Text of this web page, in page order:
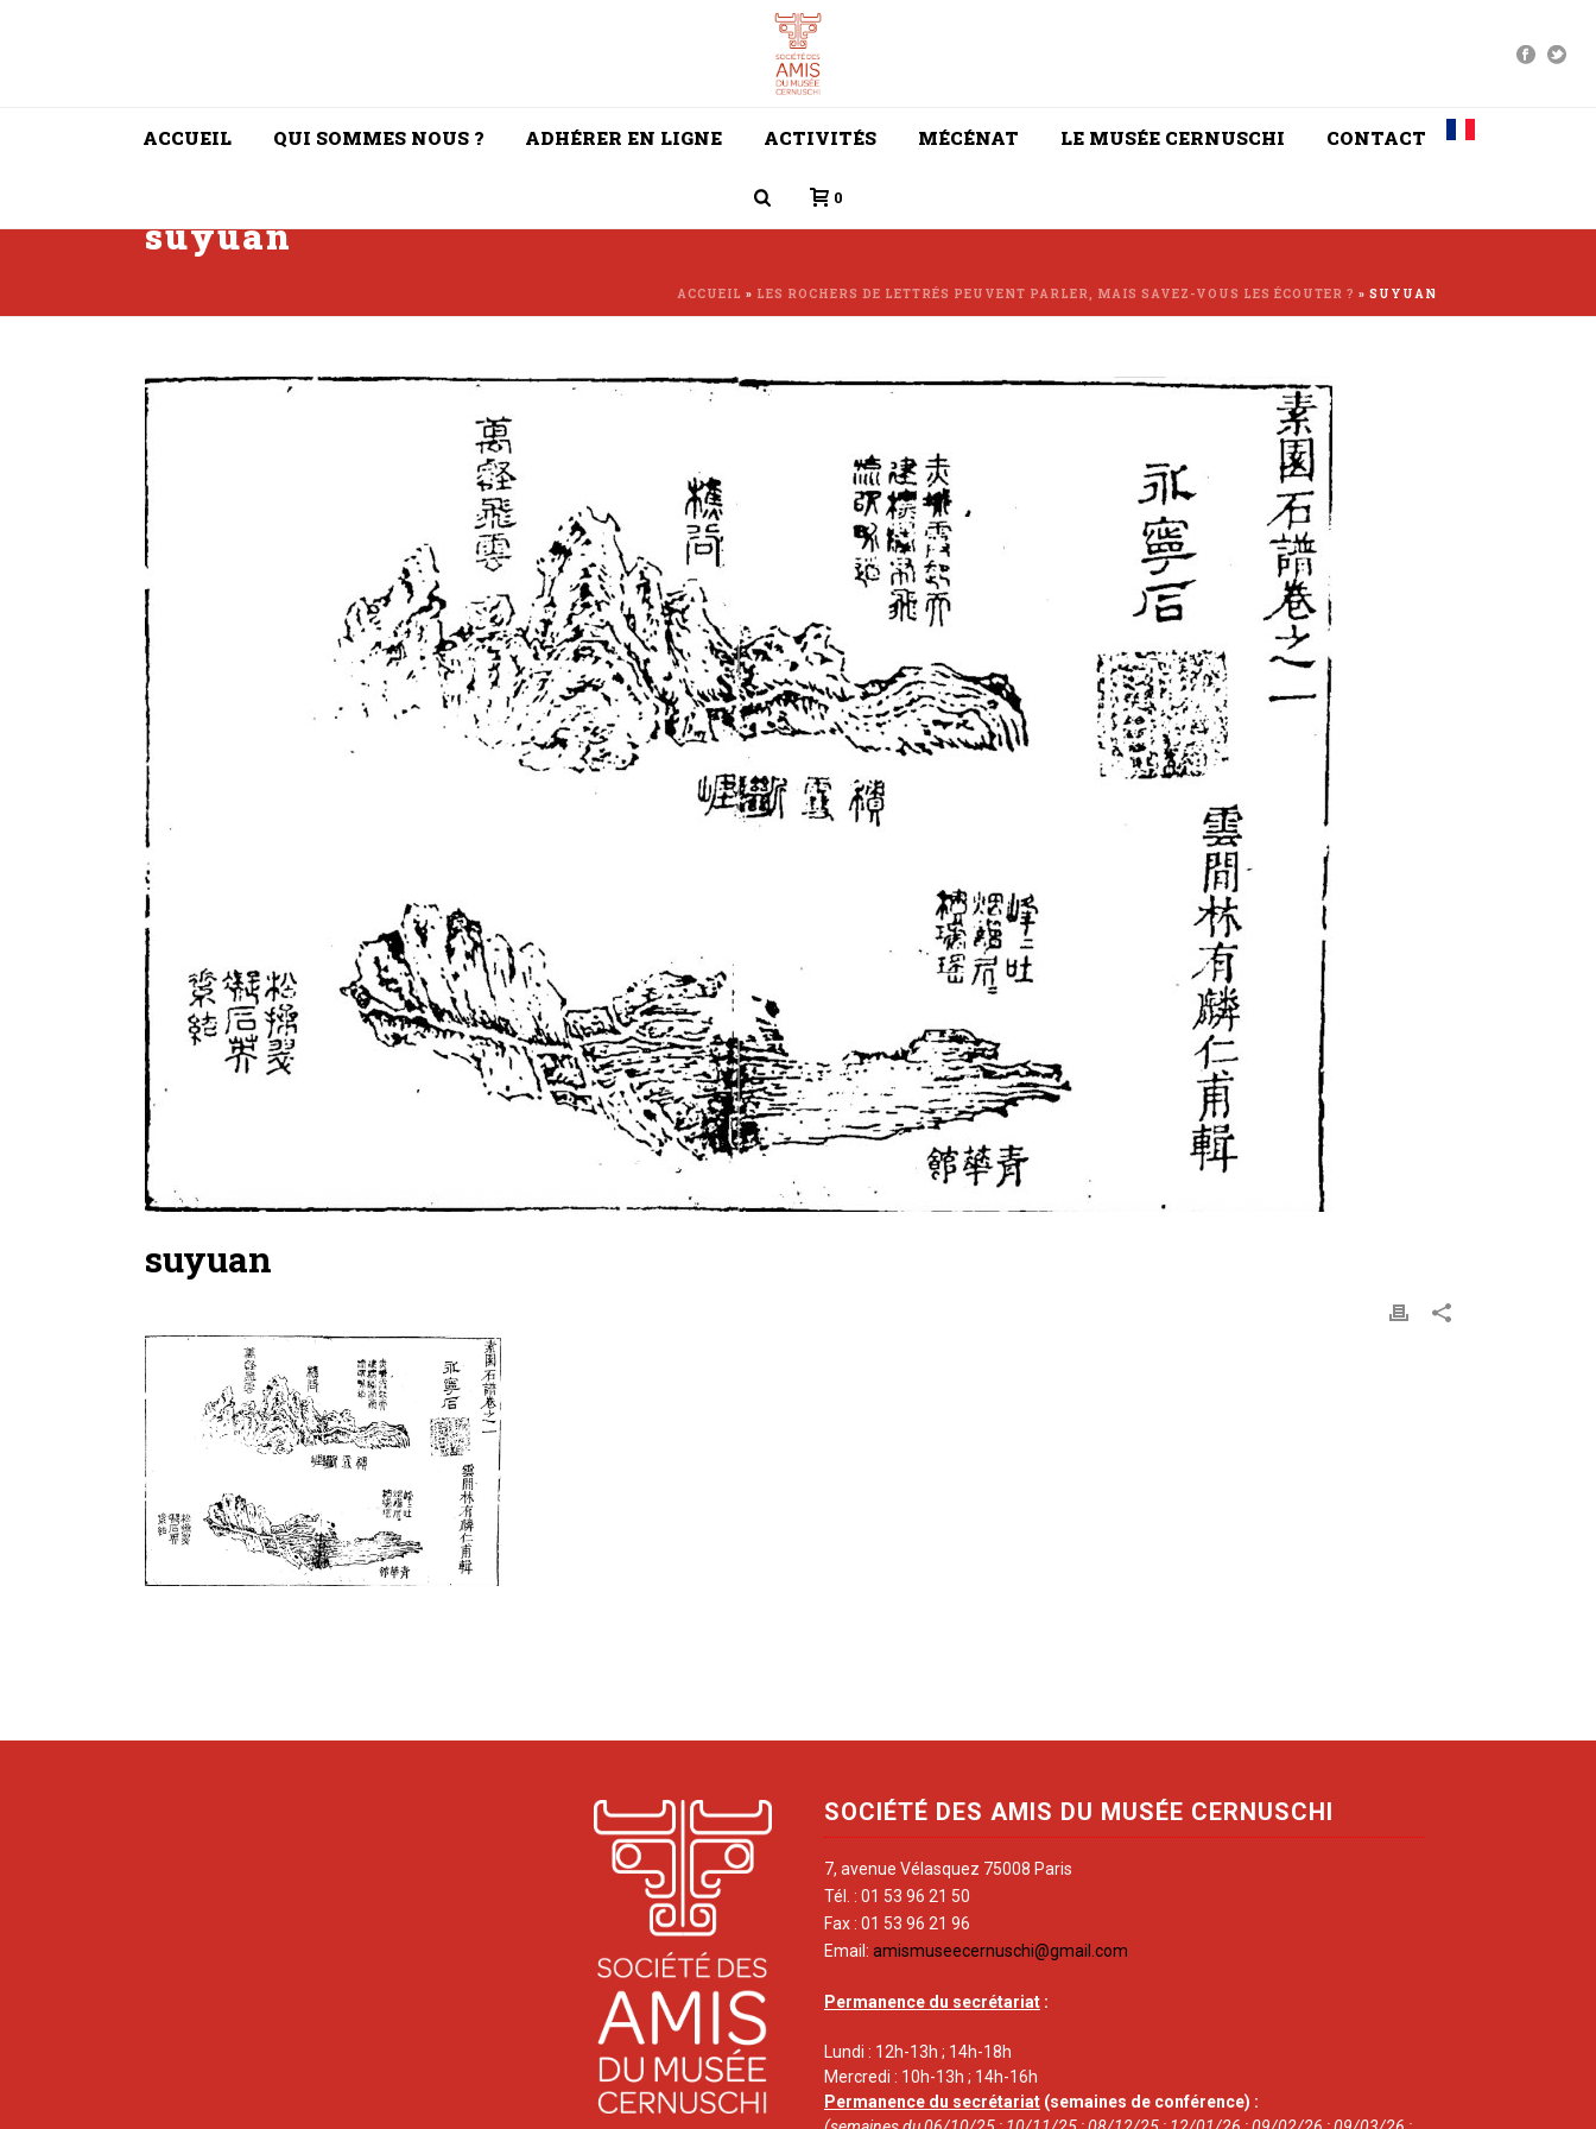
ACCUEIL QUI SOMMES NOUS ? ADHÉRER EN LIGNE ACTIVITÉS MÉCÉNAT LE MUSÉE CERNUSCHI CONTACT
0
suyuan
ACCUEIL » LES ROCHERS DE LETTRÉS PEUVENT PARLER, MAIS SAVEZ-VOUS LES ÉCOUTER ? » SUYUAN
suyuan
SOCIÉTÉ DES AMIS DU MUSÉE CERNUSCHI
7, avenue Vélasquez 75008 Paris
Tél. : 01 53 96 21 50
Fax : 01 53 96 21 96
Email: amismuseecernuschi@gmail.com
Permanence du secrétariat :
Lundi : 12h-13h ; 14h-18h
Mercredi : 10h-13h ; 14h-16h
Permanence du secrétariat (semaines de conférence) :